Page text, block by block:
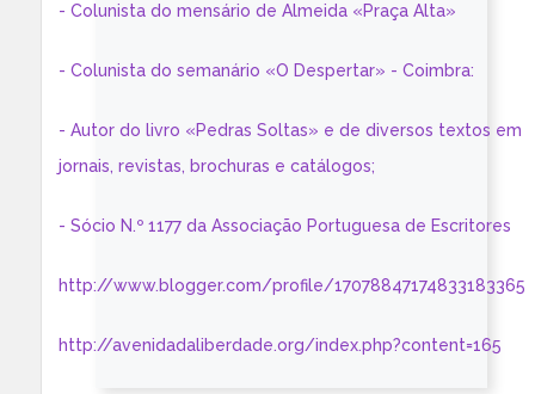
- Colunista do mensário de Almeida «Praça Alta»
- Colunista do semanário «O Despertar» - Coimbra:
- Autor do livro «Pedras Soltas» e de diversos textos em
jornais, revistas, brochuras e catálogos;
- Sócio N.º 1177 da Associação Portuguesa de Escritores
http://www.blogger.com/profile/17078847174833183365
http://avenidadaliberdade.org/index.php?content=165